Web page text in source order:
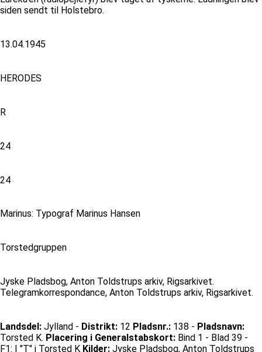
siden sendt til Holstebro.
13.04.1945
HERODES
R
24
24
Marinus: Typograf Marinus Hansen
Torstedgruppen
Jyske Pladsbog, Anton Toldstrups arkiv, Rigsarkivet.
Telegramkorrespondance, Anton Toldstrups arkiv, Rigsarkivet.
Landsdel: Jylland - Distrikt: 12 Pladsnr.: 138 - Pladsnavn:
Torsted K. Placering i Generalstabskort: Bind 1 - Blad 39 -
F1: I "T" i Torsted K Kilder: Jyske Pladsbog, Anton Toldstrups